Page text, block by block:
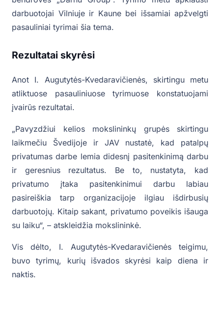
darbuotojai Vilniuje ir Kaune bei išsamiai apžvelgti
pasauliniai tyrimai šia tema.
Rezultatai skyrėsi
Anot I. Augutytės-Kvedaravičienės, skirtingu metu
atliktuose pasauliniuose tyrimuose konstatuojami
įvairūs rezultatai.
„Pavyzdžiui kelios mokslininkų grupės skirtingu
laikmečiu Švedijoje ir JAV nustatė, kad patalpų
privatumas darbe lemia didesnį pasitenkinimą darbu
ir geresnius rezultatus. Be to, nustatyta, kad
privatumo įtaka pasitenkinimui darbu labiau
pasireiškia tarp organizacijoje ilgiau išdirbusių
darbuotojų. Kitaip sakant, privatumo poveikis išauga
su laiku“, – atskleidžia mokslininkė.
Vis dėlto, I. Augutytės-Kvedaravičienės teigimu,
buvo tyrimų, kurių išvados skyrėsi kaip diena ir
naktis.